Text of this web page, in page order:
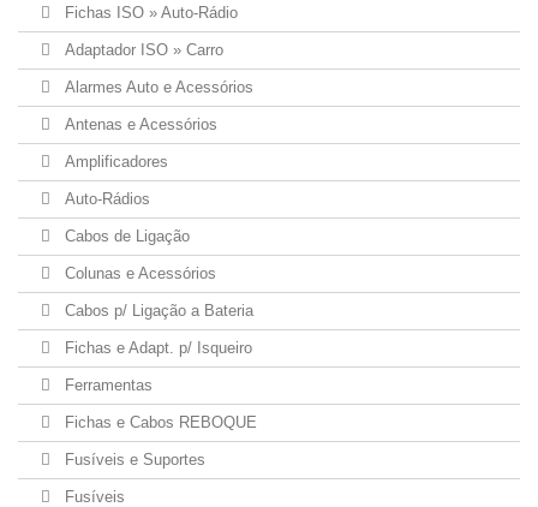
Fichas ISO » Auto-Rádio
Adaptador ISO » Carro
Alarmes Auto e Acessórios
Antenas e Acessórios
Amplificadores
Auto-Rádios
Cabos de Ligação
Colunas e Acessórios
Cabos p/ Ligação a Bateria
Fichas e Adapt. p/ Isqueiro
Ferramentas
Fichas e Cabos REBOQUE
Fusíveis e Suportes
Fusíveis